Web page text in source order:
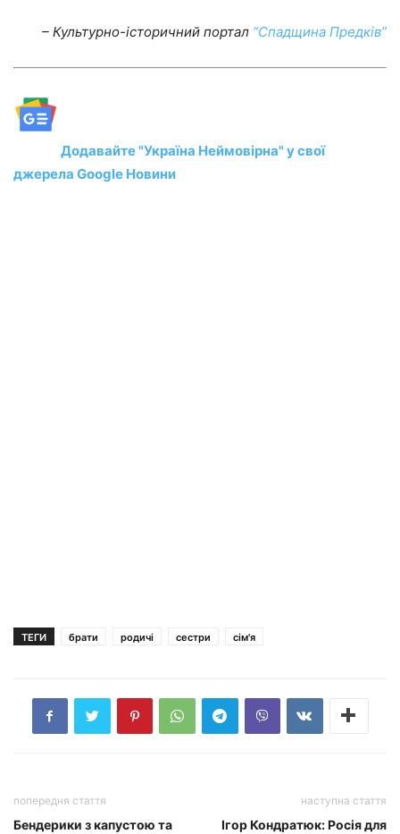
– Культурно-історичний портал “Спадщина Предків”
Додавайте "Україна Неймовірна" у свої
джерела Google Новини
ТЕГИ брати родичі сестри сім'я
попередня стаття
Бендерики з капустою та
наступна стаття
Ігор Кондратюк: Росія для